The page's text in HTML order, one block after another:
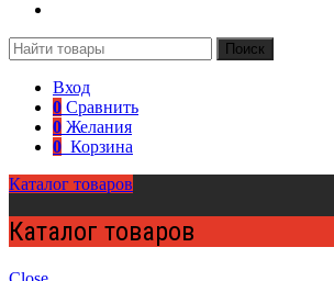
Поиск
Вход
0 Сравнить
0 Желания
0 Корзина
Каталог товаров
Каталог товаров